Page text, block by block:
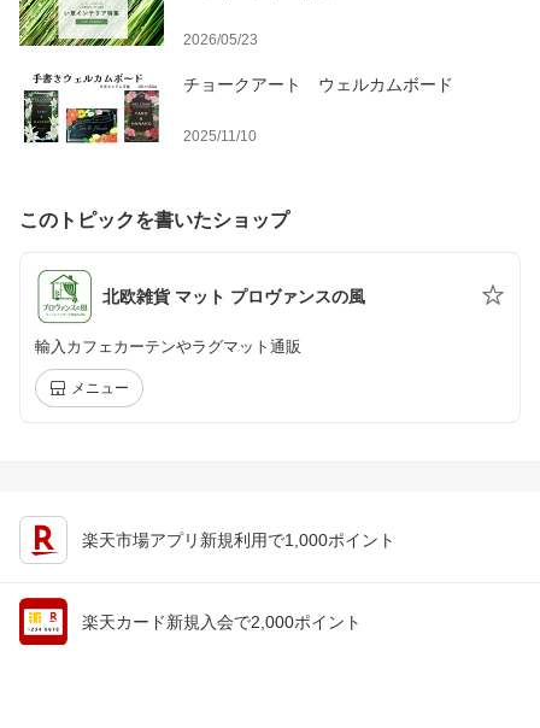
2026/05/23
チョークアート ウェルカムボード
2025/11/10
このトピックを書いたショップ
北欧雑貨 マット プロヴァンスの風
輸入カフェカーテンやラグマット通販
メニュー
楽天市場アプリ新規利用で1,000ポイント
楽天カード新規入会で2,000ポイント